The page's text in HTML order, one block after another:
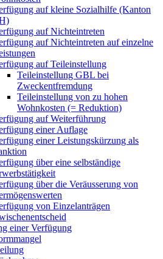
auf kleine Sozialhilfe (Kanton
auf Nichteintreten
auf Nichteintreten auf einzelne
auf Teileinstellung
Teileinstellung GBL bei
Zweckentfremdung
Teileinstellung von zu hohen
Wohnkosten (= Reduktion)
auf Weiterführung
einer Auflage
einer Leistungskürzung als
über eine selbständige
über die Veräusserung von
von Einzelanträgen
einer Verfügung